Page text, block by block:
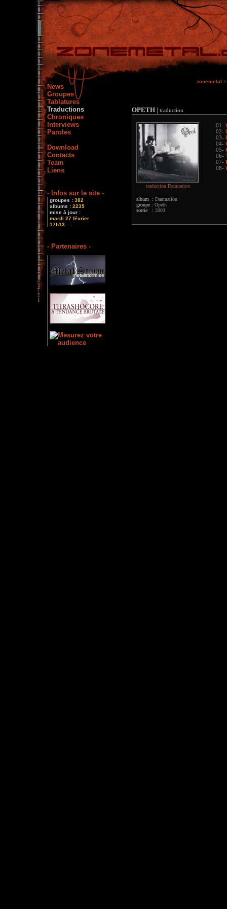
News
Groupes
Tablatures
Traductions
Chroniques
Interviews
Paroles
Download
Contacts
Team
Liens
- Infos sur le site -
groupes : 382
albums : 2235
mise à jour :
mardi 27 février
17h13 ...
- Partenaires -
zonemetal >
OPETH | traduction
traduction Damnation
album : Damnation
groupe : Opeth
sortie : 2003
01-
02-
03-
04-
05-
06-
07-
08-